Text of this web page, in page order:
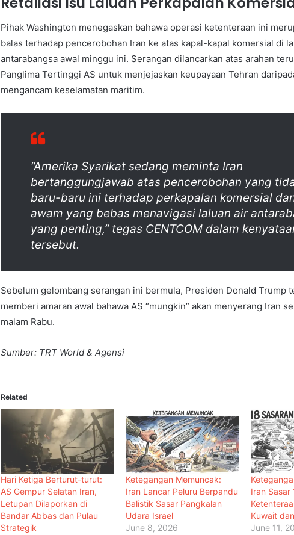
Pihak Washington menegaskan bahawa operasi ketenteraan ini
balas terhadap pencerobohan Iran ke atas kapal-kapal komersial di
antarabangsa awal minggu ini. Serangan dilancarkan atas arahan
Panglima Tertinggi AS untuk menjejaskan keupayaan Tehran
mengancam keselamatan maritim.
“Amerika Syarikat sedang meminta Iran
bertanggungjawab atas pencerobohan yang
baru-baru ini terhadap perkapalan komersial
awam yang bebas menavigasi laluan air
yang penting,” tegas CENTCOM dalam
tersebut.
Sebelum gelombang serangan ini bermula, Presiden Donald Trump
memberi amaran awal bahawa AS “mungkin” akan menyerang Iran
malam Rabu.
Sumber: TRT World & Agensi
Related
Hari Ketiga Berturut-turut:
AS Gempur Selatan Iran,
Letupan Dilaporkan di
Bandar Abbas dan Pulau
Strategik
Ketegangan Memuncak:
Iran Lancar Peluru Berpandu
Balistik Sasar Pangkalan
Udara Israel
June 8, 2026
Iran Sasar
Kuwait
June 11,
Menteri Arab dan